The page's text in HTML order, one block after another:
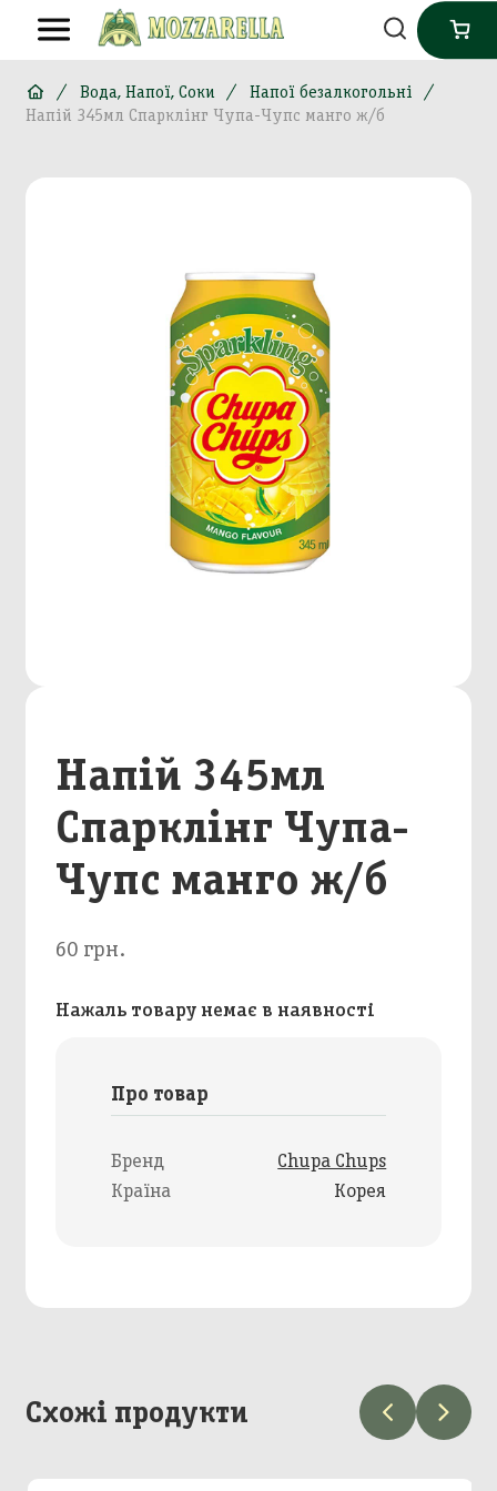
Вода, Напої, Соки
Напої безалкогольні
Напій 345мл Спарклінг Чупа-Чупс манго ж/б
Напій 345мл
Спарклінг Чупа-
Чупс манго ж/б
60 грн.
Нажаль товару немає в наявності
Про товар
Бренд
Chupa Chups
Країна
Корея
Схожі продукти